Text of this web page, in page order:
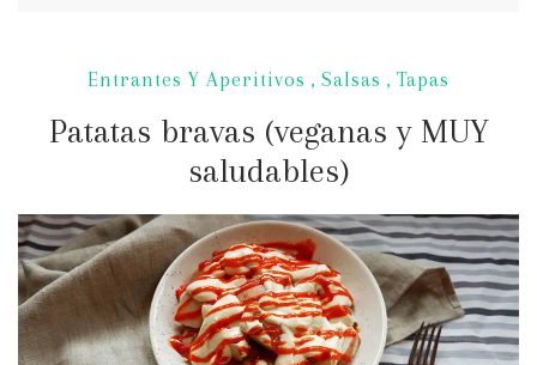
Entrantes Y Aperitivos , Salsas , Tapas
Patatas bravas (veganas y MUY
saludables)